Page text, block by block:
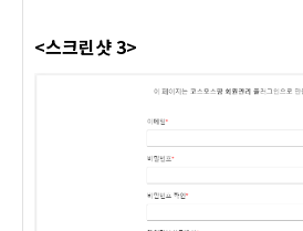
<스크린샷 3>